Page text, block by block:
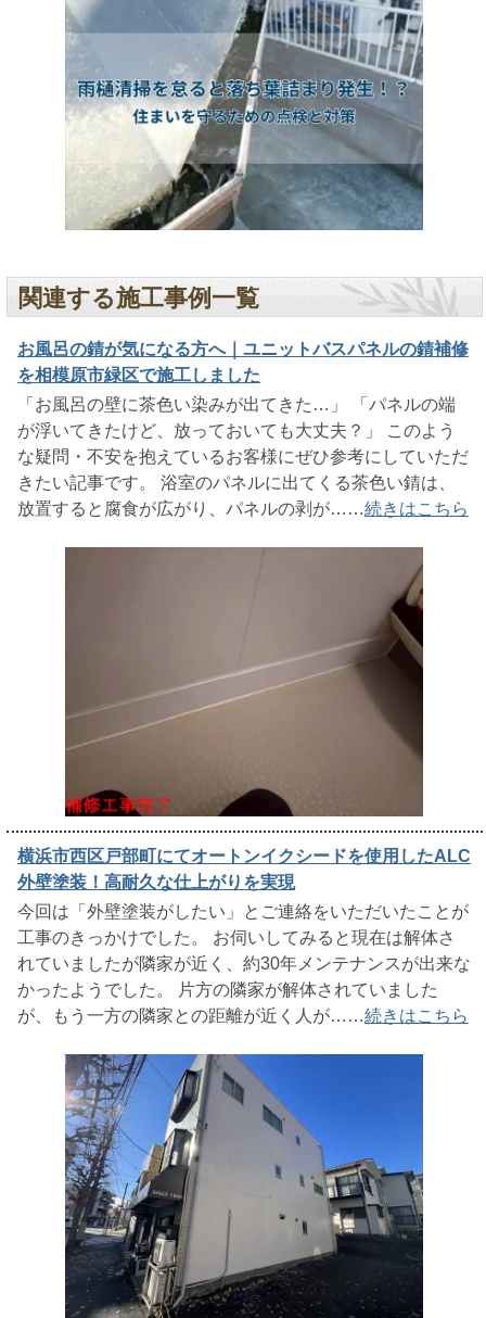
関連する施工事例一覧
お風呂の錆が気になる方へ｜ユニットバスパネルの錆補修
を相模原市緑区で施工しました
「お風呂の壁に茶色い染みが出てきた…」 「パネルの端
が浮いてきたけど、放っておいても大丈夫？」 このよう
な疑問・不安を抱えているお客様にぜひ参考にしていただ
きたい記事です。 浴室のパネルに出てくる茶色い錆は、
放置すると腐食が広がり、パネルの剥が……続きはこちら
横浜市西区戸部町にてオートンイクシードを使用したALC
外壁塗装！高耐久な仕上がりを実現
今回は「外壁塗装がしたい」とご連絡をいただいたことが
工事のきっかけでした。 お伺いしてみると現在は解体さ
れていましたが隣家が近く、約30年メンテナンスが出来な
かったようでした。 片方の隣家が解体されていました
が、もう一方の隣家との距離が近く人が……続きはこちら